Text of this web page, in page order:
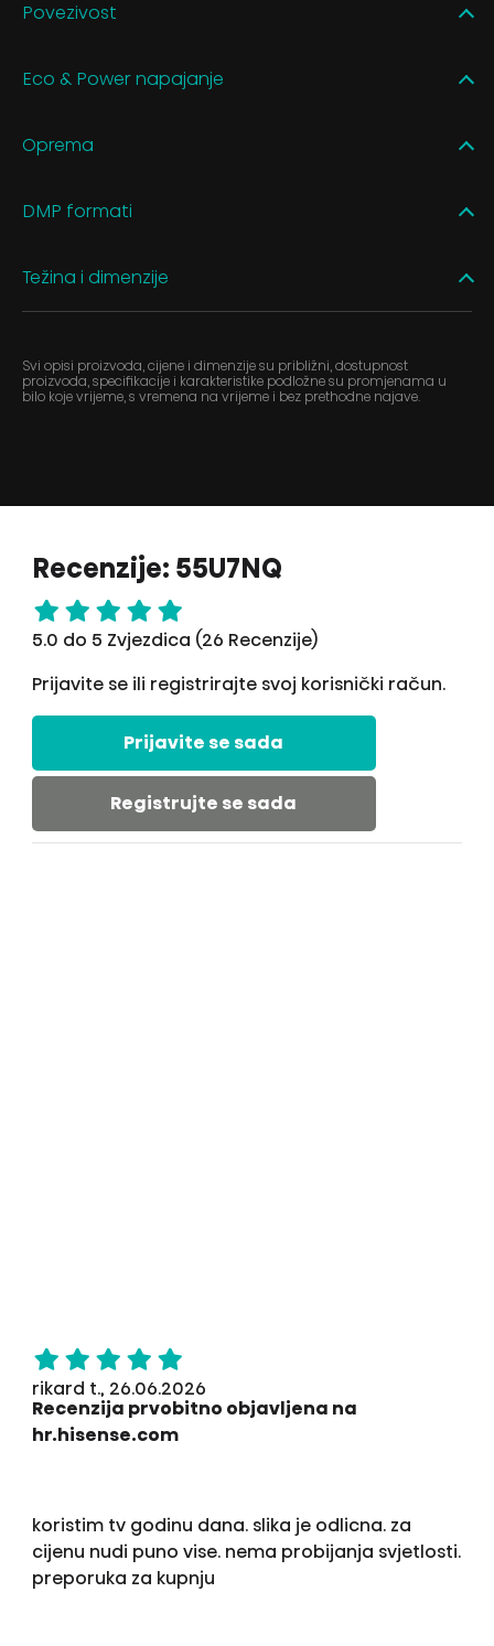
Povezivost
Eco & Power napajanje
Oprema
DMP formati
Težina i dimenzije
Svi opisi proizvoda, cijene i dimenzije su približni, dostupnost
proizvoda, specifikacije i karakteristike podložne su promjenama u
bilo koje vrijeme, s vremena na vrijeme i bez prethodne najave.
Recenzije: 55U7NQ
5.0 do 5 Zvjezdica (26 Recenzije)
Prijavite se ili registrirajte svoj korisnički račun.
Prijavite se sada
Registrujte se sada
rikard t., 26.06.2026
Recenzija prvobitno objavljena na
hr.hisense.com
koristim tv godinu dana. slika je odlicna. za
cijenu nudi puno vise. nema probijanja svjetlosti.
preporuka za kupnju